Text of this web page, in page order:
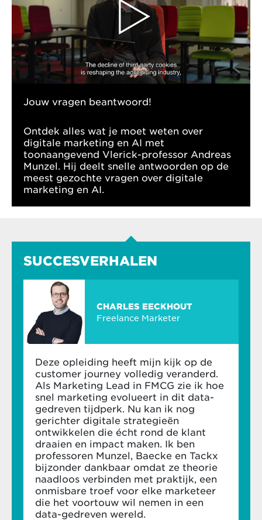
Jouw vragen beantwoord!
Ontdek alles wat je moet weten over
digitale marketing en AI met
toonaangevend Vlerick-professor Andreas
Munzel. Hij deelt snelle antwoorden op de
meest gezochte vragen over digitale
marketing en AI.
SUCCESVERHALEN
CHARLES EECKHOUT
Freelance Marketer
Deze opleiding heeft mijn kijk op de
customer journey volledig veranderd.
Als Marketing Lead in FMCG zie ik hoe
snel marketing evolueert in dit data-
gedreven tijdperk. Nu kan ik nog
gerichter digitale strategieën
ontwikkelen die écht rond de klant
draaien en impact maken. Ik ben
professoren Munzel, Baecke en Tackx
bijzonder dankbaar omdat ze theorie
naadloos verbinden met praktijk, een
onmisbare troef voor elke marketeer
die het voortouw wil nemen in een
data-gedreven wereld.